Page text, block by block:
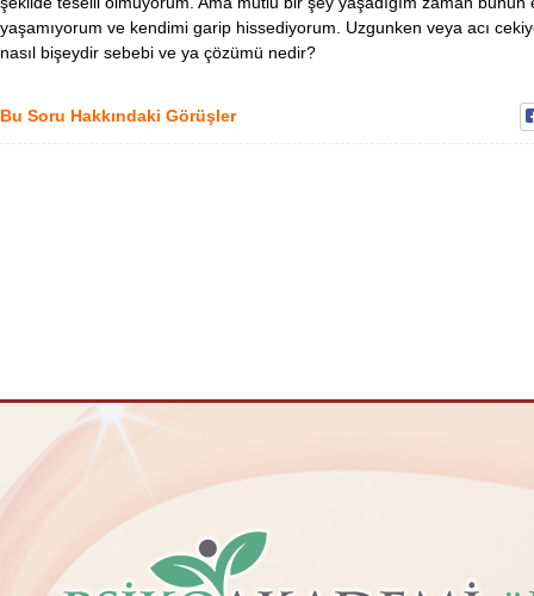
yaşamıyorum ve kendimi garip hissediyorum. Uzgunken veya acı
nasıl bişeydir sebebi ve ya çözümü nedir?
Bu Soru Hakkındaki Görüşler